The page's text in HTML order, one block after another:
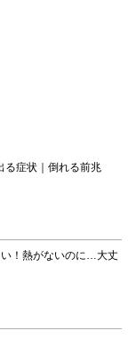
る症状｜倒れる前兆
！熱がないのに…大丈